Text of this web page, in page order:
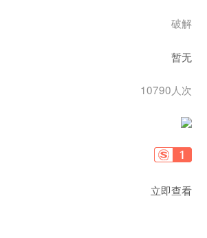
破解
暂无
10790人次
立即查看